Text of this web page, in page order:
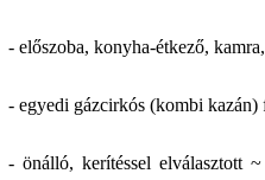
- előszoba, konyha-étkező,
- egyedi gázcirkós (kombi kazán)
- önálló, kerítéssel elválasztott